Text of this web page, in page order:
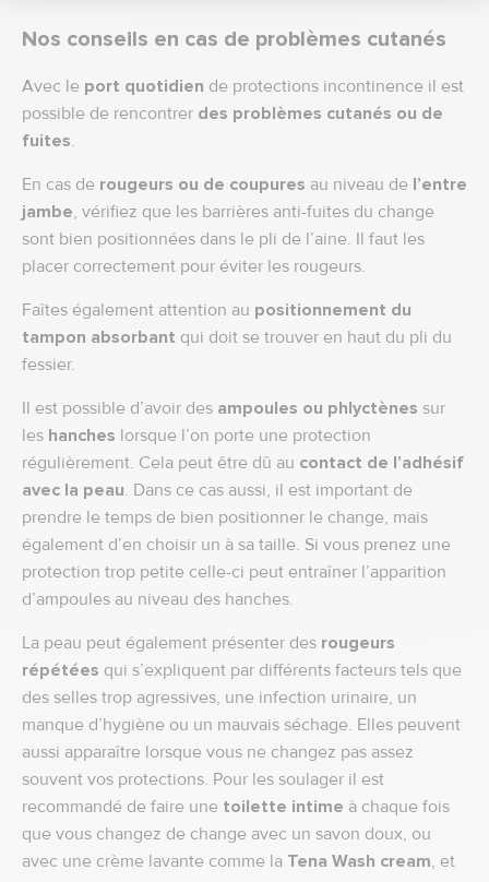
Nos conseils en cas de problèmes cutanés
Avec le port quotidien de protections incontinence il est
possible de rencontrer des problèmes cutanés ou de
fuites.
En cas de rougeurs ou de coupures au niveau de l’entre
jambe, vérifiez que les barrières anti-fuites du change
sont bien positionnées dans le pli de l’aine. Il faut les
placer correctement pour éviter les rougeurs.
Faîtes également attention au positionnement du
tampon absorbant qui doit se trouver en haut du pli du
fessier.
Il est possible d’avoir des ampoules ou phlyctènes sur
les hanches lorsque l’on porte une protection
régulièrement. Cela peut être dû au contact de l’adhésif
avec la peau. Dans ce cas aussi, il est important de
prendre le temps de bien positionner le change, mais
également d’en choisir un à sa taille. Si vous prenez une
protection trop petite celle-ci peut entraîner l’apparition
d’ampoules au niveau des hanches.
La peau peut également présenter des rougeurs
répétées qui s’expliquent par différents facteurs tels que
des selles trop agressives, une infection urinaire, un
manque d’hygiène ou un mauvais séchage. Elles peuvent
aussi apparaître lorsque vous ne changez pas assez
souvent vos protections. Pour les soulager il est
recommandé de faire une toilette intime à chaque fois
que vous changez de change avec un savon doux, ou
avec une crème lavante comme la Tena Wash cream, et